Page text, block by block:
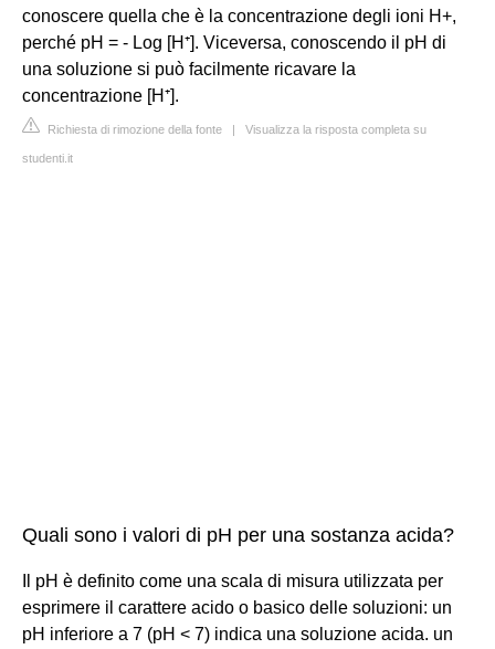
conoscere quella che è la concentrazione degli ioni H+,
perché pH = - Log [H⁺]. Viceversa, conoscendo il pH di
una soluzione si può facilmente ricavare la
concentrazione [H⁺].
Richiesta di rimozione della fonte | Visualizza la risposta completa su
studenti.it
Quali sono i valori di pH per una sostanza acida?
Il pH è definito come una scala di misura utilizzata per
esprimere il carattere acido o basico delle soluzioni: un
pH inferiore a 7 (pH < 7) indica una soluzione acida. un